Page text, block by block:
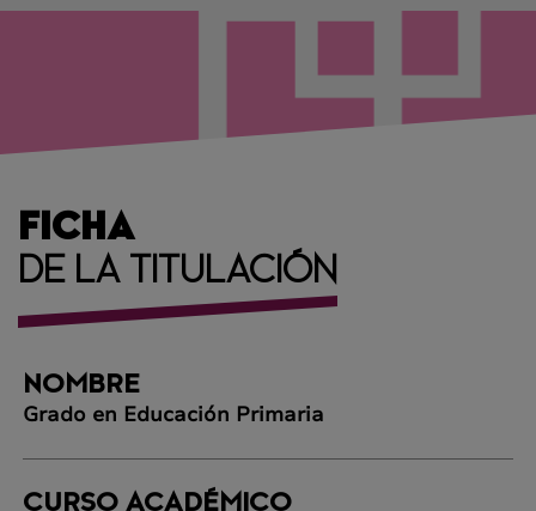
FICHA
DE LA TITULACIÓN
NOMBRE
Grado en Educación Primaria
CURSO ACADÉMICO